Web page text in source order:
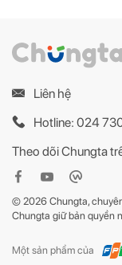
Liên hệ
Hotline: 024
Theo dõi Chungta
© 2026 Chungta,
Chungta giữ bản quyền
Một sản phẩm của